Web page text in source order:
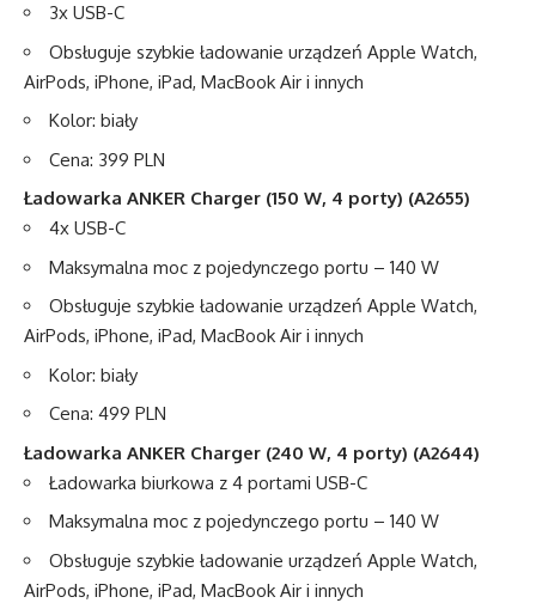
3x USB-C
Obsługuje szybkie ładowanie urządzeń Apple Watch,
AirPods, iPhone, iPad, MacBook Air i innych
Kolor: biały
Cena: 399 PLN
Ładowarka ANKER Charger (150 W, 4 porty) (A2655)
4x USB-C
Maksymalna moc z pojedynczego portu – 140 W
Obsługuje szybkie ładowanie urządzeń Apple Watch,
AirPods, iPhone, iPad, MacBook Air i innych
Kolor: biały
Cena: 499 PLN
Ładowarka ANKER Charger (240 W, 4 porty) (A2644)
Ładowarka biurkowa z 4 portami USB-C
Maksymalna moc z pojedynczego portu – 140 W
Obsługuje szybkie ładowanie urządzeń Apple Watch,
AirPods, iPhone, iPad, MacBook Air i innych